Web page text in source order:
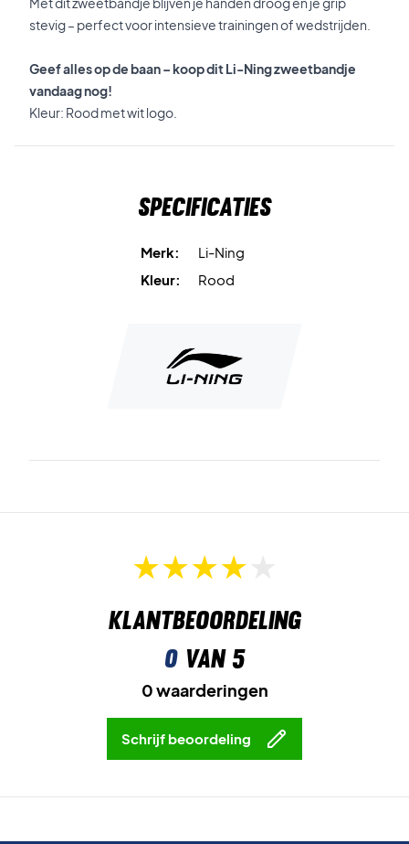
stevig – perfect voor intensieve trainingen of wedstrijden.
Geef alles op de baan – koop dit Li-Ning zweetbandje
vandaag nog!
Kleur: Rood met wit logo.
Specificaties
Merk:
Li-Ning
Kleur:
Rood
Klantbeoordeling
0van 5
0 waarderingen
Schrijf beoordeling